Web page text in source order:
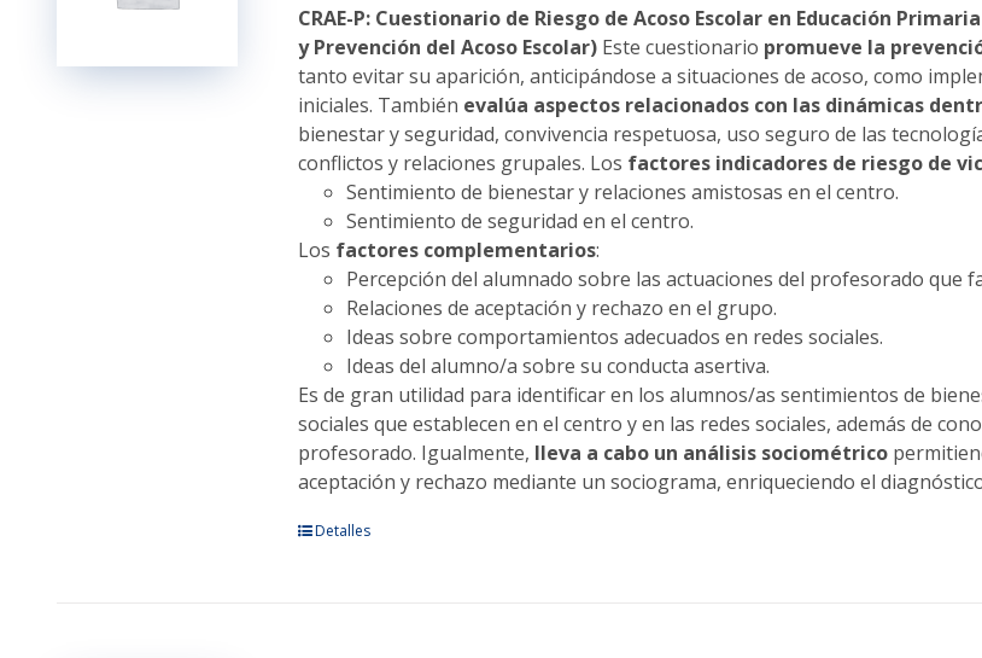
elegir
en
la
página
de
producto
CRAE-P: Cuestionario de Riesgo de Acoso Escolar en Educación
y Prevención del Acoso Escolar) Este cuestionario promueve la
tanto evitar su aparición, anticipándose a situaciones de acoso, como
iniciales. También evalúa aspectos relacionados con las dinámicas
bienestar y seguridad, convivencia respetuosa, uso seguro de las
conflictos y relaciones grupales. Los factores indicadores de riesgo de
Sentimiento de bienestar y relaciones amistosas en el centro.
Sentimiento de seguridad en el centro.
Los factores complementarios:
Percepción del alumnado sobre las actuaciones del profesorado que
Relaciones de aceptación y rechazo en el grupo.
Ideas sobre comportamientos adecuados en redes sociales.
Ideas del alumno/a sobre su conducta asertiva.
Es de gran utilidad para identificar en los alumnos/as sentimientos de
sociales que establecen en el centro y en las redes sociales, además de
profesorado. Igualmente, lleva a cabo un análisis sociométrico
aceptación y rechazo mediante un sociograma, enriqueciendo el
EsteDetalles